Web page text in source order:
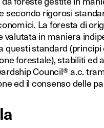
secondo rigorosi
La foresta di
valutata in maniera
questi standard
forestale), stabiliti ed
Council® a.c.
ed il consenso delle